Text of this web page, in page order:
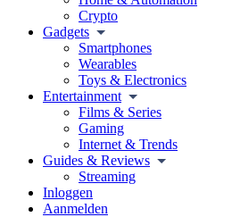
Crypto
Gadgets
Smartphones
Wearables
Toys & Electronics
Entertainment
Films & Series
Gaming
Internet & Trends
Guides & Reviews
Streaming
Inloggen
Aanmelden